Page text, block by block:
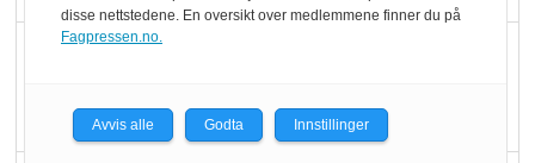
hederspris
disse nettstedene. En oversikt over medlemmene finner du på
Fagpressen.no.
Avvis alle Godta Innstillinger